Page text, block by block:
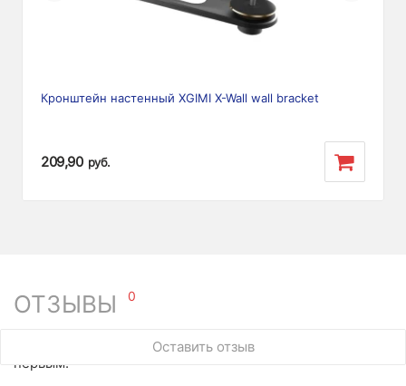
Кронштейн настенный XGIMI X-Wall wall bracket
209,90 руб.
ОТЗЫВЫ 0
Оставить отзыв
У этого товара нет ни одного отзыва. Вы можете стать
первым.